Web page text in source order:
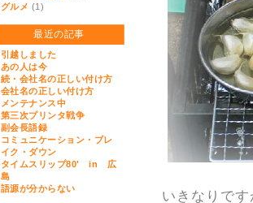
グルメ (1)
最近の記事
引越しました
あの人は今
続・会社名の正しい付け方
会社名の正しい付け方
メンテナンス中
第三次プリンタ戦争
副会長語録
コミュニケーション・ブレ
イク・ダウン
タイムスリップ80' in 広
島
語源が分からない
いきなりです